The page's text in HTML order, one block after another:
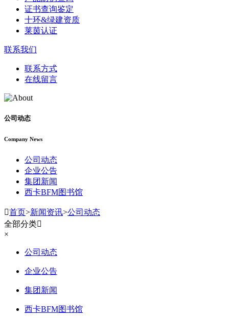
证书查询鉴定
十环&绿建资质
莱茵认证
联系我们
联系方式
在线留言
公司动态
Company News
公司动态
企业公告
集团新闻
西卡BFM图书馆
首页>新闻资讯>公司动态
全部分类
×
公司动态
企业公告
集团新闻
西卡BFM图书馆